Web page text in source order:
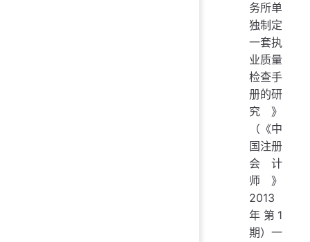
务所单
独制定
一套执
业质量
检查手
册的研
究》
（《中
国注册
会计
师》
2013
年第1
期）一